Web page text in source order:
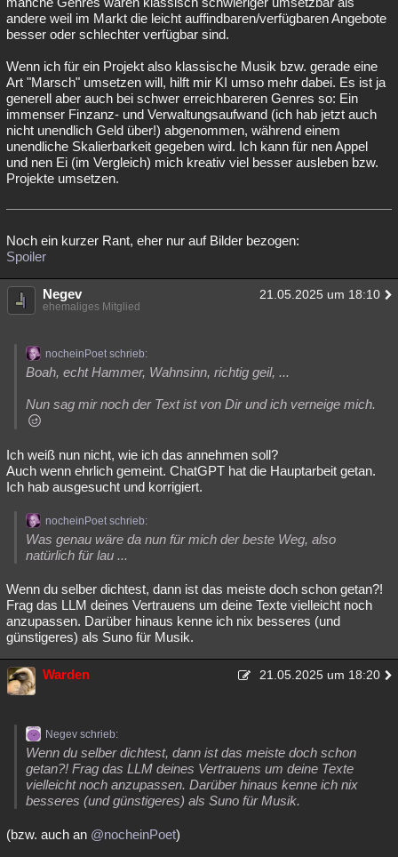
andere weil im Markt die leicht auffindbaren/verfügbaren Angebote
besser oder schlechter verfügbar sind.
Wenn ich für ein Projekt also klassische Musik bzw. gerade eine
Art "Marsch" umsetzen will, hilft mir KI umso mehr dabei. Es ist ja
generell aber auch bei schwer erreichbareren Genres so: Ein
immenser Finzanz- und Verwaltungsaufwand (ich hab jetzt auch
nicht unendlich Geld über!) abgenommen, während einem
unendliche Skalierbarkeit gegeben wird. Ich kann für nen Appel
und nen Ei (im Vergleich) mich kreativ viel besser ausleben bzw.
Projekte umsetzen.
Noch ein kurzer Rant, eher nur auf Bilder bezogen:
Spoiler
Negev 21.05.2025 um 18:10
ehemaliges Mitglied
nocheinPoet schrieb:
Boah, echt Hammer, Wahnsinn, richtig geil, ...
Nun sag mir noch der Text ist von Dir und ich verneige mich.
Ich weiß nun nicht, wie ich das annehmen soll?
Auch wenn ehrlich gemeint. ChatGPT hat die Hauptarbeit getan.
Ich hab ausgesucht und korrigiert.
nocheinPoet schrieb:
Was genau wäre da nun für mich der beste Weg, also
natürlich für lau ...
Wenn du selber dichtest, dann ist das meiste doch schon getan?!
Frag das LLM deines Vertrauens um deine Texte vielleicht noch
anzupassen. Darüber hinaus kenne ich nix besseres (und
günstigeres) als Suno für Musik.
Warden 21.05.2025 um 18:20
Negev schrieb:
Wenn du selber dichtest, dann ist das meiste doch schon
getan?! Frag das LLM deines Vertrauens um deine Texte
vielleicht noch anzupassen. Darüber hinaus kenne ich nix
besseres (und günstigeres) als Suno für Musik.
(bzw. auch an @nocheinPoet)